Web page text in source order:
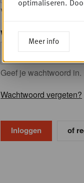
Vul uw Gondola e-
Wachtwoord
Geef je wachtwoord in.
Wachtwoord vergeten?
of
optimaliseren.
Meer info